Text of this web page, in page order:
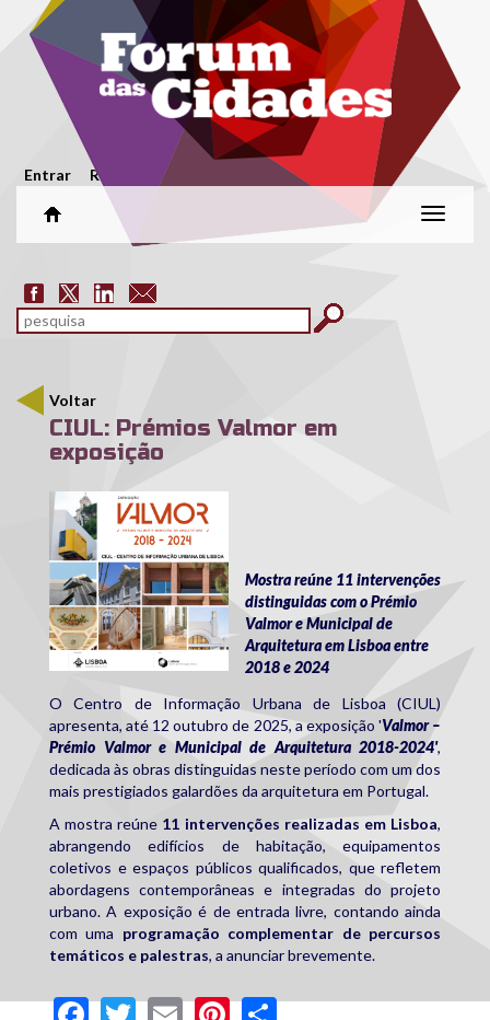
Passar para o conteúdo principal
Menu secundário
Entrar Registar
Alterar
Formulário de pesquisa
pesquisar
Voltar
CIUL: Prémios Valmor em
exposição
ciul.jpg
Mostra reúne 11 intervenções
distinguidas com o Prémio
Valmor e Municipal de
Arquitetura em Lisboa entre
2018 e 2024
O Centro de Informação Urbana de Lisboa (CIUL)
apresenta, até 12 outubro de 2025, a exposição 'Valmor –
Prémio Valmor e Municipal de Arquitetura 2018-2024',
dedicada às obras distinguidas neste período com um dos
mais prestigiados galardões da arquitetura em Portugal.
A mostra reúne 11 intervenções realizadas em Lisboa,
abrangendo edifícios de habitação, equipamentos
coletivos e espaços públicos qualificados, que refletem
abordagens contemporâneas e integradas do projeto
urbano. A exposição é de entrada livre, contando ainda
com uma programação complementar de percursos
temáticos e palestras, a anunciar brevemente.
Facebook
Twitter
EmailPinterest
Share